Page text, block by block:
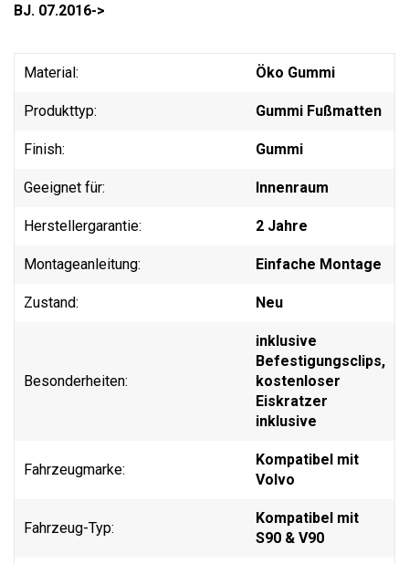
BJ. 07.2016->
Material: Öko Gummi
Produkttyp: Gummi Fußmatten
Finish: Gummi
Geeignet für: Innenraum
Herstellergarantie: 2 Jahre
Montageanleitung: Einfache Montage
Zustand: Neu
Besonderheiten:
inklusive
Befestigungsclips,
kostenloser
Eiskratzer
inklusive
Fahrzeugmarke:
Kompatibel mit
Volvo
Fahrzeug-Typ:
Kompatibel mit
S90 & V90